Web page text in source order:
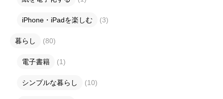
iPhone・iPadを楽しむ (3)
暮らし (80)
電子書籍 (1)
シンプルな暮らし (10)